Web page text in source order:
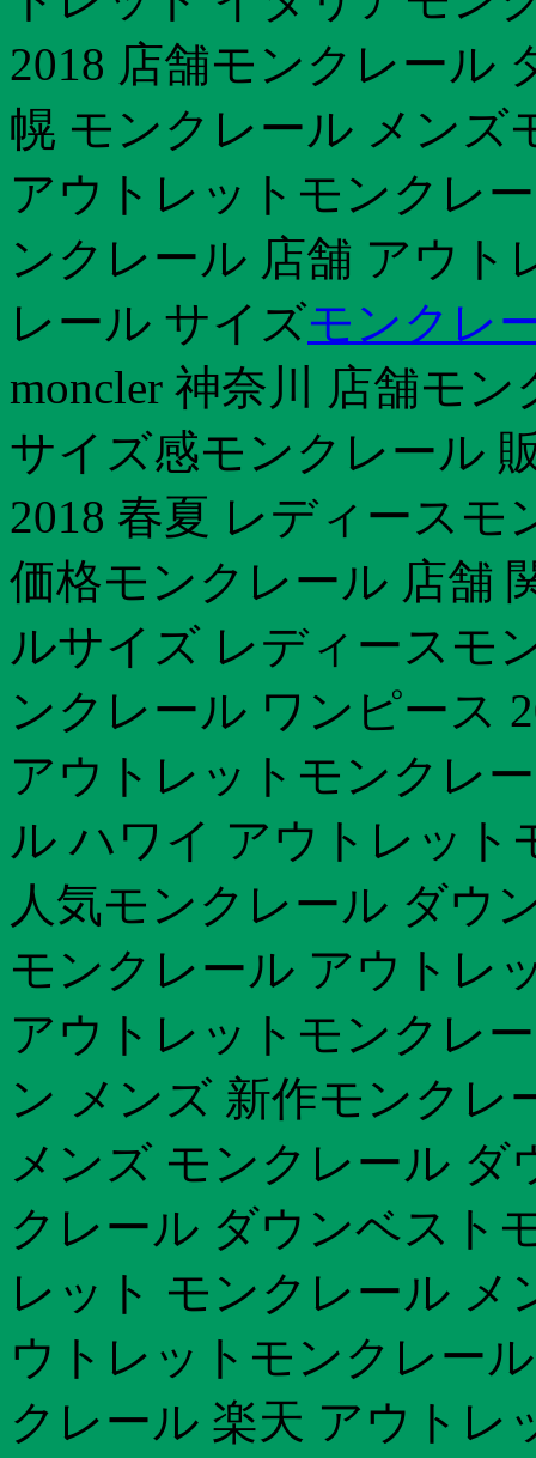
2018 店舗モンクレール
幌 モンクレール メンズ
アウトレットモンクレ
ンクレール 店舗 アウト
レール サイズモンクレ
moncler 神奈川 店舗モ
サイズ感モンクレール
2018 春夏 レディース
価格モンクレール 店舗
ルサイズ レディースモ
ンクレール ワンピース
アウトレットモンクレ
ル ハワイ アウトレット
人気モンクレール ダウ
モンクレール アウトレ
アウトレットモンクレ
ン メンズ 新作モンクレ
メンズ モンクレール
クレール ダウンベスト
レット モンクレール メ
ウトレットモンクレー
クレール 楽天 アウトレ